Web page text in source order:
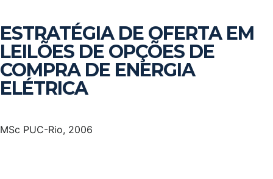
ESTRATÉGIA DE OFERTA EM
LEILÕES DE OPÇÕES DE
COMPRA DE ENERGIA
ELÉTRICA
MSc PUC-Rio, 2006